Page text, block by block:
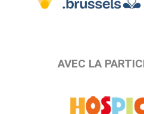
AVEC LA